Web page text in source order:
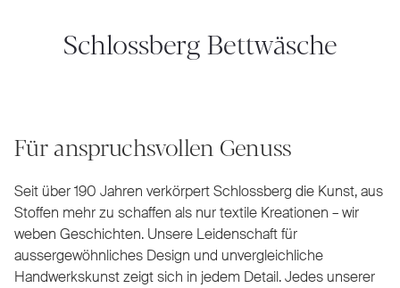
Schlossberg Bettwäsche
Für anspruchsvollen Genuss
Seit über 190 Jahren verkörpert Schlossberg die Kunst, aus
Stoffen mehr zu schaffen als nur textile Kreationen – wir
weben Geschichten. Unsere Leidenschaft für
aussergewöhnliches Design und unvergleichliche
Handwerkskunst zeigt sich in jedem Detail. Jedes unserer